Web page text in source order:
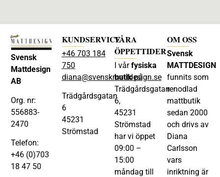
Svensk
Mattdesign
AB
Org. nr:
556883-
2470
Telefon:
+46 (0)703
18 47 50
KUNDSERVICE
+46 703 184
750
diana@svenskmattdesign.se
Trädgårdsgatan
6
45231
Strömstad
VÅRA
ÖPPETTIDER
I vårfysiska
butikpå
Trädgårdsgatan
6,
45231
Strömstad
har vi öppet
09:00 –
15:00
måndag till
OM OSS
Svensk
MATTDESIGN
funnits som
renodlad
mattbutik
sedan 2000
och drivs av
Diana
Carlsson
vars
inriktning är